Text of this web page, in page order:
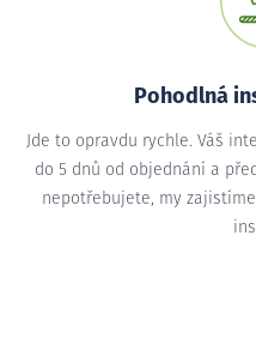
Pohodlná
Jde to opravdu rychle. Váš
do 5 dnů od objednání a
nepotřebujete, my